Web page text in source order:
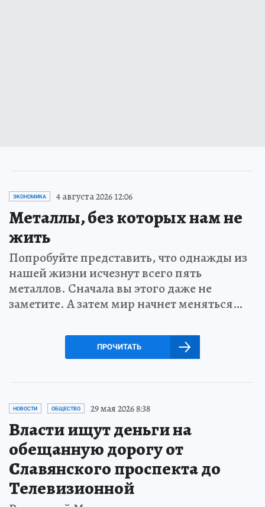
ЭКОНОМИКА 4 августа 2026 12:06
Металлы, без которых нам не
жить
Попробуйте представить, что однажды из
нашей жизни исчезнут всего пять
металлов. Сначала вы этого даже не
заметите. А затем мир начнет меняться…
ПРОЧИТАТЬ
НОВОСТИ ОБЩЕСТВО 29 мая 2026 8:38
Власти ищут деньги на
обещанную дорогу от
Славянского проспекта до
Телевизионной